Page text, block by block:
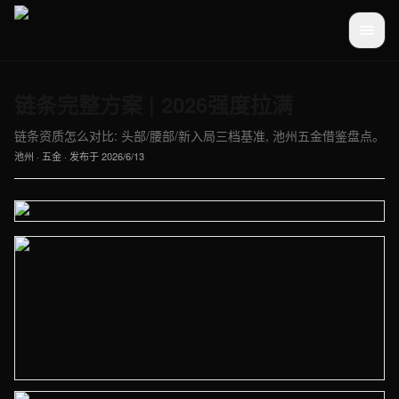
链条资质怎么对比: 头部/腰部/新入局三档基准, 池州五金借鉴盘点。
池州 · 五金 · 发布于2026/6/13
【池州】五金车间实拍图 - 外贸建站与品牌官网定制 · 现场图1